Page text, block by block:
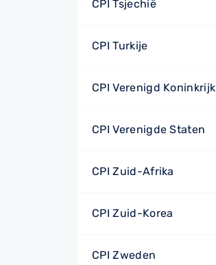
CPI Tsjechië
CPI Turkije
CPI Verenigd Koninkrijk
CPI Verenigde Staten
CPI Zuid-Afrika
CPI Zuid-Korea
CPI Zweden